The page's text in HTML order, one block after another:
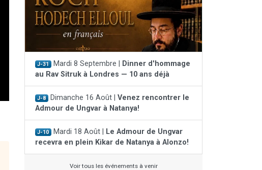
J-31 Mardi 8 Septembre |
Dinner d'hommage
au Rav Sitruk à Londres — 10 ans déjà
J-8 Dimanche 16 Août | Venez rencontrer le
Admour de Ungvar à Natanya!
J-10 Mardi 18 Août |
Le Admour de Ungvar
recevra en plein Kikar de Natanya à Alonzo!
Voir tous les événements à venir